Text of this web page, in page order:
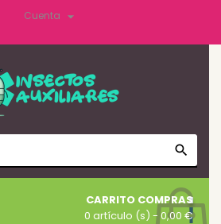
Cuenta 
search
CARRITO COMPRAS
0 artículo (s) - 0,00 €